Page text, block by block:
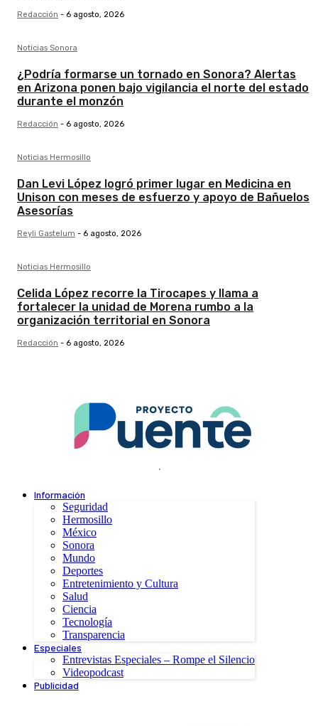
Redacción - 6 agosto, 2026
Noticias Sonora
¿Podría formarse un tornado en Sonora? Alertas
en Arizona ponen bajo vigilancia el norte del estado
durante el monzón
Redacción - 6 agosto, 2026
Noticias Hermosillo
Dan Levi López logró primer lugar en Medicina en
Unison con meses de esfuerzo y apoyo de Bañuelos
Asesorías
Reyli Gastelum - 6 agosto, 2026
Noticias Hermosillo
Celida López recorre la Tirocapes y llama a
fortalecer la unidad de Morena rumbo a la
organización territorial en Sonora
Redacción - 6 agosto, 2026
.
Información
Seguridad
Hermosillo
México
Sonora
Mundo
Deportes
Entretenimiento y Cultura
Salud
Ciencia
Tecnología
Transparencia
Especiales
Entrevistas Especiales – Rompe el Silencio
Videopodcast
Publicidad